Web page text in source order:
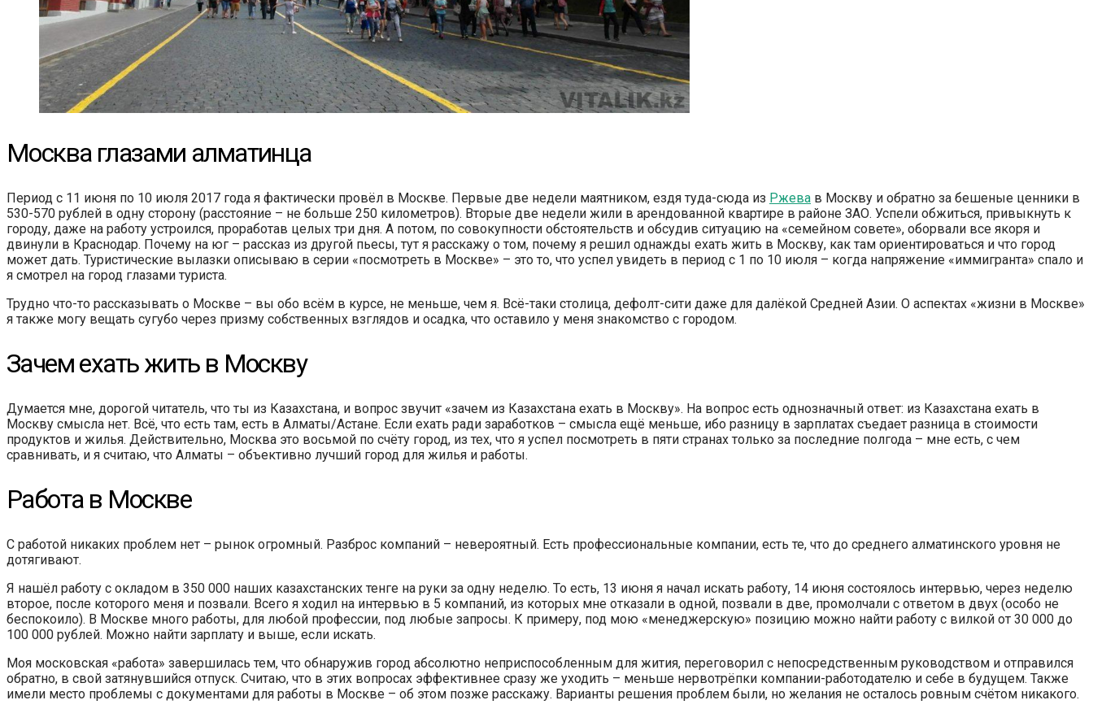
Москва глазами алматинца
Период с 11 июня по 10 июля 2017 года я фактически провёл в Москве. Первые две недели маятником, ездя туда-сюда из Ржева в Москву и обратно за бешеные ценники в
530-570 рублей в одну сторону (расстояние – не больше 250 километров). Вторые две недели жили в арендованной квартире в районе ЗАО. Успели обжиться, привыкнуть к
городу, даже на работу устроился, проработав целых три дня. А потом, по совокупности обстоятельств и обсудив ситуацию на «семейном совете», оборвали все якоря и
двинули в Краснодар. Почему на юг – рассказ из другой пьесы, тут я расскажу о том, почему я решил однажды ехать жить в Москву, как там ориентироваться и что город
может дать. Туристические вылазки описываю в серии «посмотреть в Москве» – это то, что успел увидеть в период с 1 по 10 июля – когда напряжение «иммигранта» спало и
я смотрел на город глазами туриста.
Трудно что-то рассказывать о Москве – вы обо всём в курсе, не меньше, чем я. Всё-таки столица, дефолт-сити даже для далёкой Средней Азии. О аспектах «жизни в Москве»
я также могу вещать сугубо через призму собственных взглядов и осадка, что оставило у меня знакомство с городом.
Зачем ехать жить в Москву
Думается мне, дорогой читатель, что ты из Казахстана, и вопрос звучит «зачем из Казахстана ехать в Москву». На вопрос есть однозначный ответ: из Казахстана ехать в
Москву смысла нет. Всё, что есть там, есть в Алматы/Астане. Если ехать ради заработков – смысла ещё меньше, ибо разницу в зарплатах съедает разница в стоимости
продуктов и жилья. Действительно, Москва это восьмой по счёту город, из тех, что я успел посмотреть в пяти странах только за последние полгода – мне есть, с чем
сравнивать, и я считаю, что Алматы – объективно лучший город для жилья и работы.
Работа в Москве
С работой никаких проблем нет – рынок огромный. Разброс компаний – невероятный. Есть профессиональные компании, есть те, что до среднего алматинского уровня не
дотягивают.
Я нашёл работу с окладом в 350 000 наших казахстанских тенге на руки за одну неделю. То есть, 13 июня я начал искать работу, 14 июня состоялось интервью, через неделю
второе, после которого меня и позвали. Всего я ходил на интервью в 5 компаний, из которых мне отказали в одной, позвали в две, промолчали с ответом в двух (особо не
беспокоило). В Москве много работы, для любой профессии, под любые запросы. К примеру, под мою «менеджерскую» позицию можно найти работу с вилкой от 30 000 до
100 000 рублей. Можно найти зарплату и выше, если искать.
Моя московская «работа» завершилась тем, что обнаружив город абсолютно неприспособленным для жития, переговорил с непосредственным руководством и отправился
обратно, в свой затянувшийся отпуск. Считаю, что в этих вопросах эффективнее сразу же уходить – меньше нервотрёпки компании-работодателю и себе в будущем. Также
имели место проблемы с документами для работы в Москве – об этом позже расскажу. Варианты решения проблем были, но желания не осталось ровным счётом никакого.